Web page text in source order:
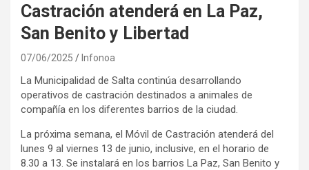
Castración atenderá en La Paz,
San Benito y Libertad
07/06/2025 Infonoa
La Municipalidad de Salta continúa desarrollando
operativos de castración destinados a animales de
compañía en los diferentes barrios de la ciudad.
La próxima semana, el Móvil de Castración atenderá del
lunes 9 al viernes 13 de junio, inclusive, en el horario de
8.30 a 13. Se instalará en los barrios La Paz, San Benito y